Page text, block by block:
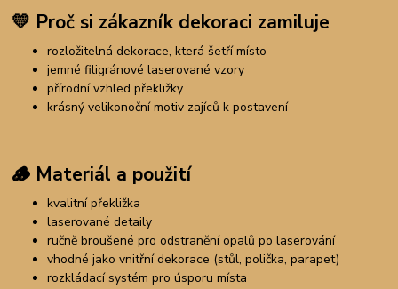
💛 Proč si zákazník dekoraci zamiluje
rozložitelná dekorace, která šetří místo
jemné filigránové laserované vzory
přírodní vzhled překližky
krásný velikonoční motiv zajíců k postavení
🪵 Materiál a použití
kvalitní překližka
laserované detaily
ručně broušené pro odstranění opalů po laserování
vhodné jako vnitřní dekorace (stůl, polička, parapet)
rozkládací systém pro úsporu místa